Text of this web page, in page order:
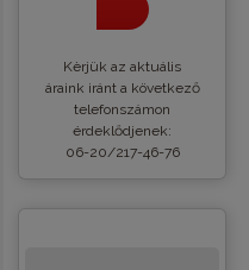
Kèrjük az aktuális
áraink iránt a következő
telefonszámon
érdeklődjenek:
06-20/217-46-76